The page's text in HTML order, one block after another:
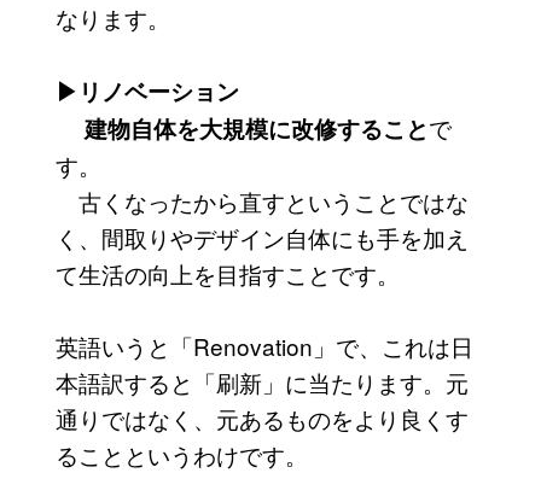
なります。
▶リノベーション
建物自体を大規模に改修することで
す。
古くなったから直すということではな
く、間取りやデザイン自体にも手を加え
て生活の向上を目指すことです。
英語いうと「Renovation」で、これは日
本語訳すると「刷新」に当たります。元
通りではなく、元あるものをより良くす
ることというわけです。